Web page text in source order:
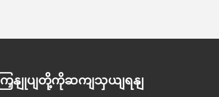
ကြှနျုပျတို့ကိုဆကျသှယျရနျ